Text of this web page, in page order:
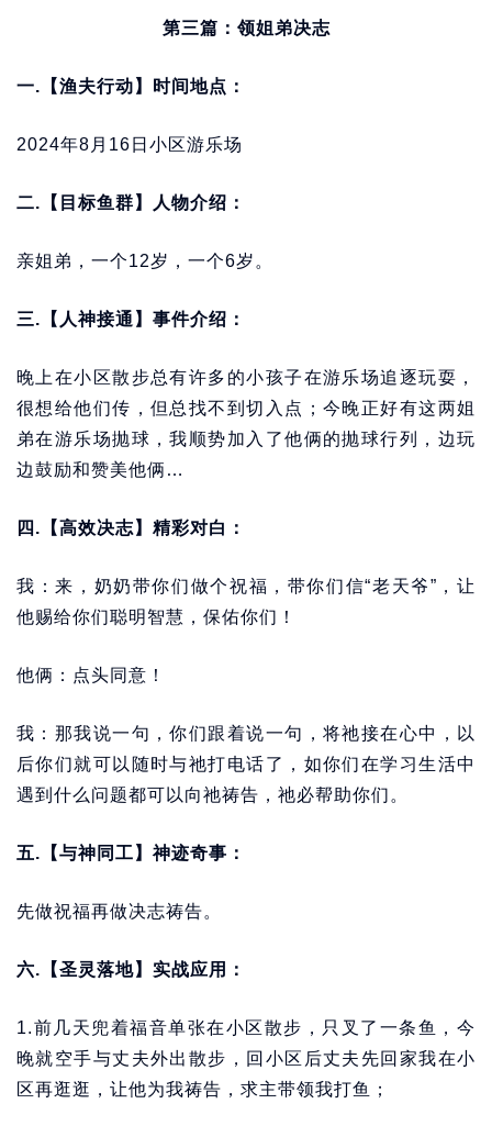
第三篇：领姐弟决志
一.【渔夫行动】时间地点：
2024年8月16日小区游乐场
二.【目标鱼群】人物介绍：
亲姐弟，一个12岁，一个6岁。
三.【人神接通】事件介绍：
晚上在小区散步总有许多的小孩子在游乐场追逐玩耍，
很想给他们传，但总找不到切入点；今晚正好有这两姐
弟在游乐场抛球，我顺势加入了他俩的抛球行列，边玩
边鼓励和赞美他俩…
四.【高效决志】精彩对白：
我：来，奶奶带你们做个祝福，带你们信“老天爷”，让
他赐给你们聪明智慧，保佑你们！
他俩：点头同意！
我：那我说一句，你们跟着说一句，将祂接在心中，以
后你们就可以随时与祂打电话了，如你们在学习生活中
遇到什么问题都可以向祂祷告，祂必帮助你们。
五.【与神同工】神迹奇事：
先做祝福再做决志祷告。
六.【圣灵落地】实战应用：
1.前几天兜着福音单张在小区散步，只叉了一条鱼，今
晚就空手与丈夫外出散步，回小区后丈夫先回家我在小
区再逛逛，让他为我祷告，求主带领我打鱼；